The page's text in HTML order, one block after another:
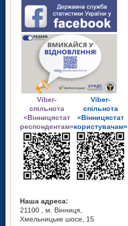
Viber-
спільнота
«Вінницястат
респондентам»
Viber-
спільнота
«Вінницястат
користувачам»
Наша адреса:
21100 , м. Вінниця,
Хмельницьке шосе, 15